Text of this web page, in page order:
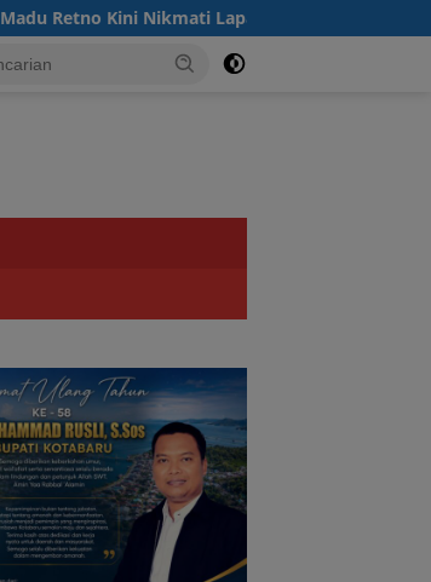
Kini Nikmati Lapangan Voli Permanen Berkat